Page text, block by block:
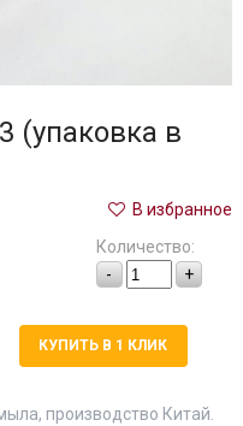
(упаковка в
В избранное
Количество:
-
+
КУПИТЬ В 1 КЛИК
производство Китай.